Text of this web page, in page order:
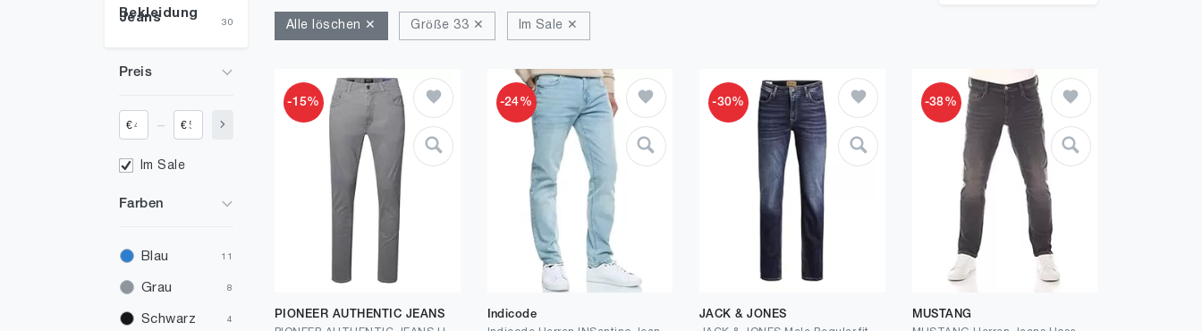
Bekleidung
Jeans 30
Preis
€ €
Im Sale
Farben
Blau 11
Grau 8
Schwarz 4
Alle löschen ✕ Größe 33 ✕ Im Sale ✕
-15%
PIONEER AUTHENTIC JEANS
-24%
Indicode
-30%
JACK & JONES
-38%
MUSTANG